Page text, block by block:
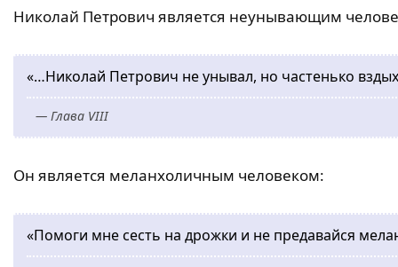
Николай Петрович является неунывающим
«…Николай Петрович не унывал, но частенько
— Глава VIII
Он является меланхоличным человеком:
«Помоги мне сесть на дрожки и не предавайся